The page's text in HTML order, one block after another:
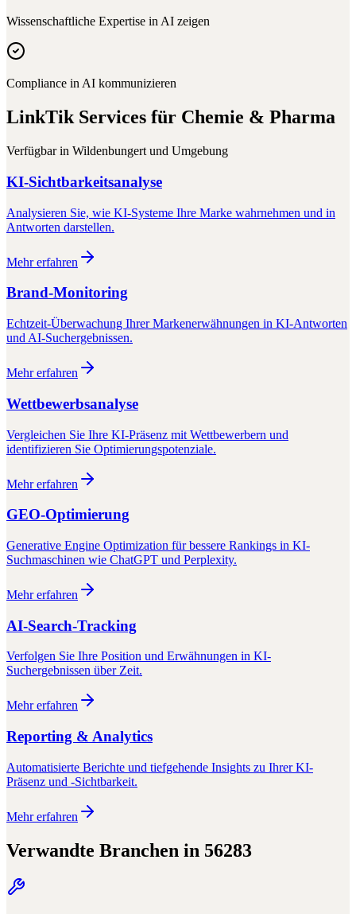
Wissenschaftliche Expertise in AI zeigen
Compliance in AI kommunizieren
LinkTik Services für Chemie & Pharma
Verfügbar in Wildenbungert und Umgebung
KI-Sichtbarkeitsanalyse
Analysieren Sie, wie KI-Systeme Ihre Marke wahrnehmen und in
Antworten darstellen.
Mehr erfahren
Brand-Monitoring
Echtzeit-Überwachung Ihrer Markenerwähnungen in KI-Antworten
und AI-Suchergebnissen.
Mehr erfahren
Wettbewerbsanalyse
Vergleichen Sie Ihre KI-Präsenz mit Wettbewerbern und
identifizieren Sie Optimierungspotenziale.
Mehr erfahren
GEO-Optimierung
Generative Engine Optimization für bessere Rankings in KI-
Suchmaschinen wie ChatGPT und Perplexity.
Mehr erfahren
AI-Search-Tracking
Verfolgen Sie Ihre Position und Erwähnungen in KI-
Suchergebnissen über Zeit.
Mehr erfahren
Reporting & Analytics
Automatisierte Berichte und tiefgehende Insights zu Ihrer KI-
Präsenz und -Sichtbarkeit.
Mehr erfahren
Verwandte Branchen in 56283